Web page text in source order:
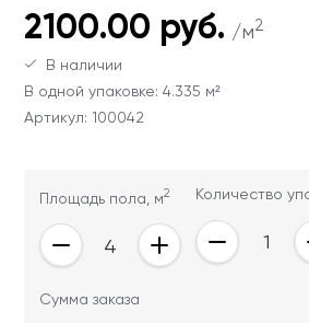
лицам
2100.00 руб. /м2
В наличии
В одной упаковке: 4.335 м²
Артикул: 100042
Площадь пола, м2 Количество
Сумма заказа